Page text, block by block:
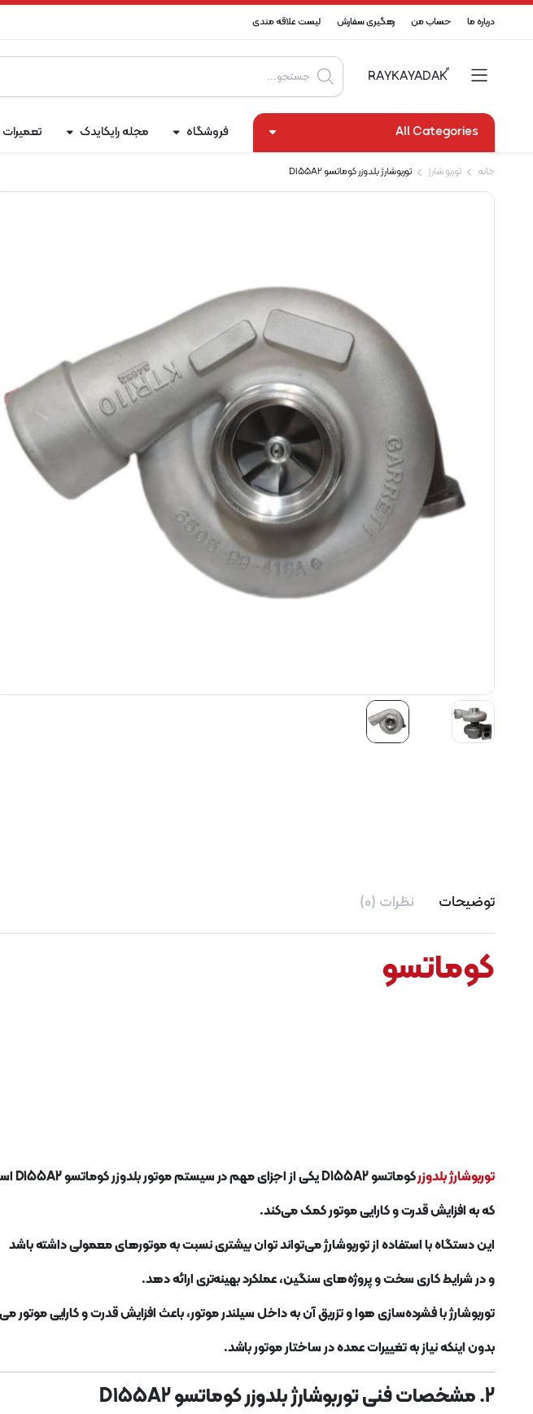
درباره ما حساب من رهگیری سفارش لیست علاقه مندی
Products
search
All Categories فروشگاه مجله رایکایدک
خانه توربو شارژ توربوشارژ بلدوزر کوماتسو D155A2
توضیحات نظرات (0)
کوماتسو
توربوشارژ بلدوزرکوماتسو D155A2 یکی از اجزای مهم در سیستم موتور بلدوزر کوماتسو D155A2 است
که به افزایش قدرت و کارایی موتور کمک می‌کند.
این دستگاه با استفاده از توربوشارژ می‌تواند توان بیشتری نسبت به موتورهای معمولی داشته باشد
و در شرایط کاری سخت و پروژه‌های سنگین، عملکرد بهینه‌تری ارائه دهد.
توربوشارژ با فشرده‌سازی هوا و تزریق آن به داخل سیلندر موتور، باعث افزایش قدرت و کارایی موتور
بدون اینکه نیاز به تغییرات عمده در ساختار موتور باشد.
2. مشخصات فنی توربوشارژ بلدوزر کوماتسو D155A2